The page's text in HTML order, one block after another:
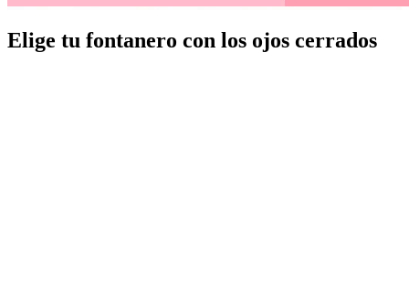
Elige tu fontanero con los ojos cerrados